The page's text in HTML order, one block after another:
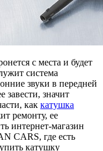
с места и будет
система
звуки в передней
значит
как катушка
ремонту, ее
интернет-магазин
CARS, где есть
катушку